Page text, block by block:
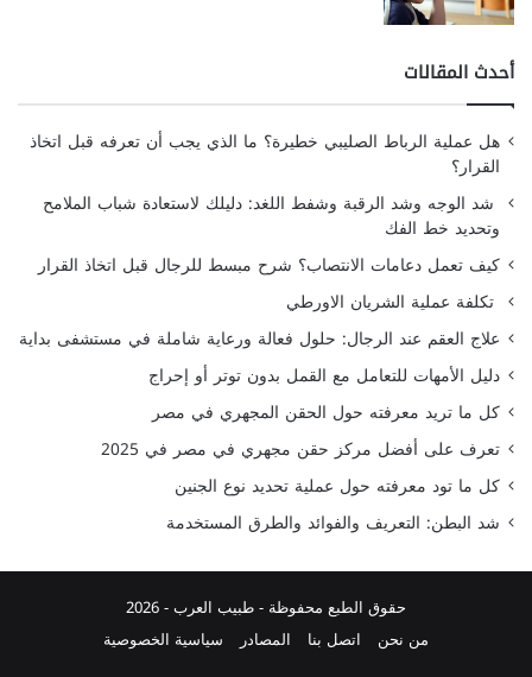
أحدث المقالات
هل عملية الرباط الصليبي خطيرة؟ ما الذي يجب أن تعرفه قبل اتخاذ
القرار؟
شد الوجه وشد الرقبة وشفط اللغد: دليلك لاستعادة شباب الملامح
وتحديد خط الفك
كيف تعمل دعامات الانتصاب؟ شرح مبسط للرجال قبل اتخاذ القرار
تكلفة عملية الشريان الاورطي
علاج العقم عند الرجال: حلول فعالة ورعاية شاملة في مستشفى بداية
دليل الأمهات للتعامل مع القمل بدون توتر أو إحراج
كل ما تريد معرفته حول الحقن المجهري في مصر
تعرف على أفضل مركز حقن مجهري في مصر في 2025
كل ما تود معرفته حول عملية تحديد نوع الجنين
شد البطن: التعريف والفوائد والطرق المستخدمة
حقوق الطبع محفوظة -طبيب العرب- 2026
من نحن
اتصل بنا المصادر سياسية الخصوصية